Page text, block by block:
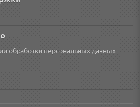
обработки персональных данных